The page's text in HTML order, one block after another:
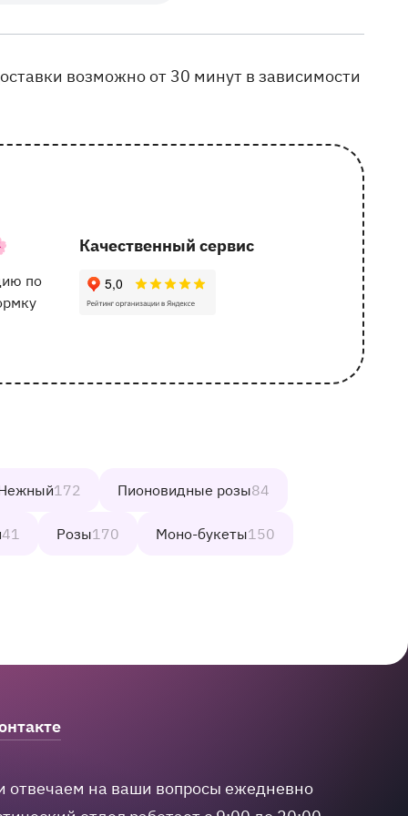
возможно от 30 минут в зависимости
по
Качественный сервис
162 отзыва с оценкой 5.0 ⭐
172 Пионовидные розы84
41 Розы170 Моно-букеты150
отвечаем на ваши вопросы ежедневно